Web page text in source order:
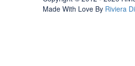
Made With Love By Riviera